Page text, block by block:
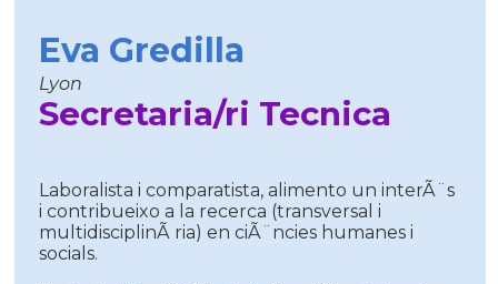
Eva Gredilla
Lyon
Secretaria/ri Tecnica
Laboralista i comparatista, alimento un interÃ¨s
i contribueixo a la recerca (transversal i
multidisciplinÃ ria) en ciÃ¨ncies humanes i
socials.